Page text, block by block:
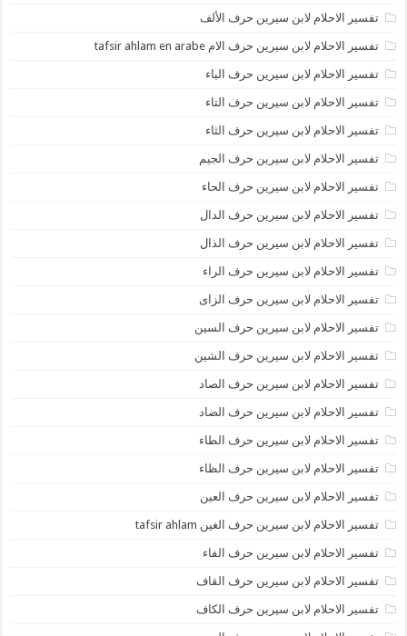
تفسير الاحلام لابن سيرين حرف الألف
تفسير الاحلام لابن سيرين حرف الام tafsir ahlam en arabe
تفسير الاحلام لابن سيرين حرف الباء
تفسير الاحلام لابن سيرين حرف التاء
تفسير الاحلام لابن سيرين حرف الثاء
تفسير الاحلام لابن سيرين حرف الجيم
تفسير الاحلام لابن سيرين حرف الحاء
تفسير الاحلام لابن سيرين حرف الدال
تفسير الاحلام لابن سيرين حرف الذال
تفسير الاحلام لابن سيرين حرف الراء
تفسير الاحلام لابن سيرين حرف الزاى
تفسير الاحلام لابن سيرين حرف السين
تفسير الاحلام لابن سيرين حرف الشين
تفسير الاحلام لابن سيرين حرف الصاد
تفسير الاحلام لابن سيرين حرف الضاد
تفسير الاحلام لابن سيرين حرف الطاء
تفسير الاحلام لابن سيرين حرف الظاء
تفسير الاحلام لابن سيرين حرف العين
تفسير الاحلام لابن سيرين حرف الغين tafsir ahlam
تفسير الاحلام لابن سيرين حرف الفاء
تفسير الاحلام لابن سيرين حرف القاف
تفسير الاحلام لابن سيرين حرف الكاف